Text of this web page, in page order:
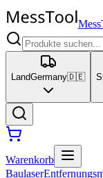
LandGermany🇩🇪
Warenkorb
Baulaser